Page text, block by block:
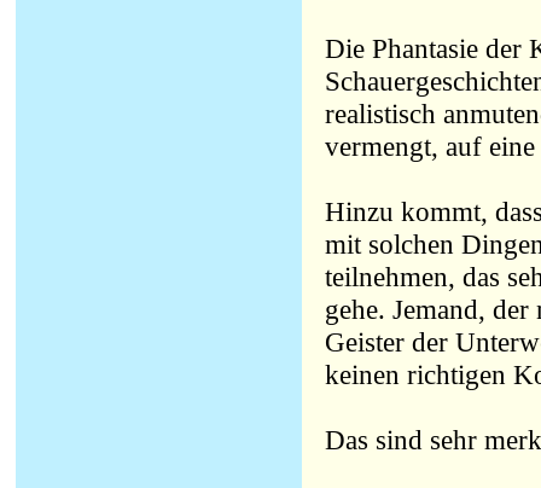
Die Phantasie der
realistisch
vermengt, auf
Hinzu kommt,
mit solchen
teilnehmen, das
gehe. Jemand,
Geister der
keinen richtigen
Das sind sehr